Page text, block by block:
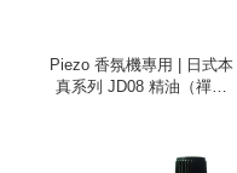
Piezo 香氛機專用 | 日式本
真系列 JD08 精油（禪、